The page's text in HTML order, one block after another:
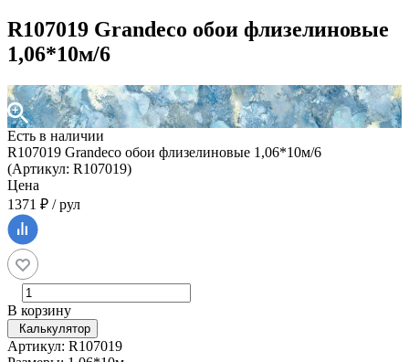
R107019 Grandeco обои флизелиновые
1,06*10м/6
Есть в наличии
R107019 Grandeco обои флизелиновые 1,06*10м/6
(Артикул: R107019)
Цена
1371 ₽ / рул
В корзину
Калькулятор
Артикул: R107019